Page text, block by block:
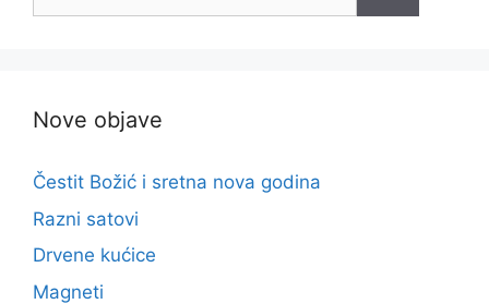
Nove objave
Čestit Božić i sretna nova godina
Razni satovi
Drvene kućice
Magneti